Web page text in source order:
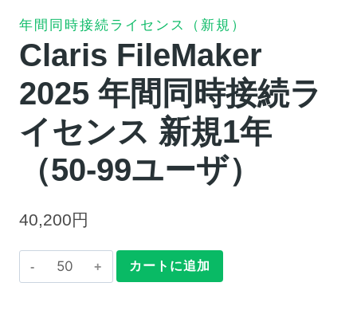
年間同時接続ライセンス（新規）
Claris FileMaker
2025 年間同時接続ラ
イセンス 新規1年
（50-99ユーザ）
40,200円
Claris
FileMaker
カートに追加